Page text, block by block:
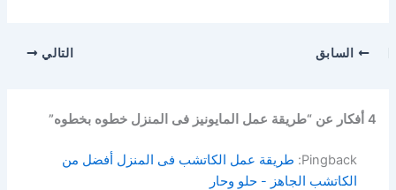
السابق التالي
4 أفكار عن “طريقة عمل المايونيز فى المنزل خطوه بخطوه”
Pingback: طريقة عمل الكاتشب فى المنزل أفضل من
الكاتشب الجاهز - حلو وحار